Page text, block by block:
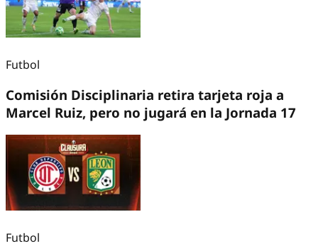
Futbol
Comisión Disciplinaria retira tarjeta roja a
Marcel Ruiz, pero no jugará en la Jornada 17
Futbol